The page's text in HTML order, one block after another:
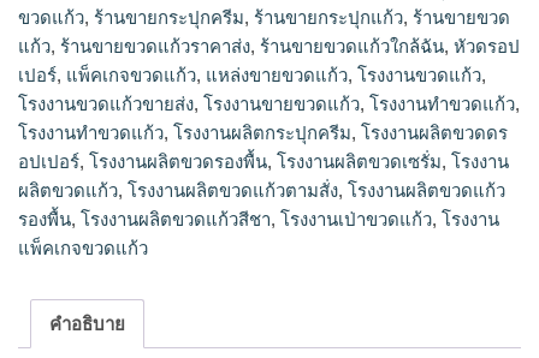
ขวดแก้ว, ร้านขายกระปุกครีม, ร้านขายกระปุกแก้ว, ร้านขายขวด
แก้ว, ร้านขายขวดแก้วราคาส่ง, ร้านขายขวดแก้วใกล้ฉัน, หัวดรอป
เปอร์, แพ็คเกจขวดแก้ว, แหล่งขายขวดแก้ว, โรงงานขวดแก้ว,
โรงงานขวดแก้วขายส่ง, โรงงานขายขวดแก้ว, โรงงานทำขวดแก้ว,
โรงงานทําขวดแก้ว, โรงงานผลิตกระปุกครีม, โรงงานผลิตขวดดร
อปเปอร์, โรงงานผลิตขวดรองพื้น, โรงงานผลิตขวดเซรั่ม, โรงงาน
ผลิตขวดแก้ว, โรงงานผลิตขวดแก้วตามสั่ง, โรงงานผลิตขวดแก้ว
รองพื้น, โรงงานผลิตขวดแก้วสีชา, โรงงานเป่าขวดแก้ว, โรงงาน
แพ็คเกจขวดแก้ว
คำอธิบาย